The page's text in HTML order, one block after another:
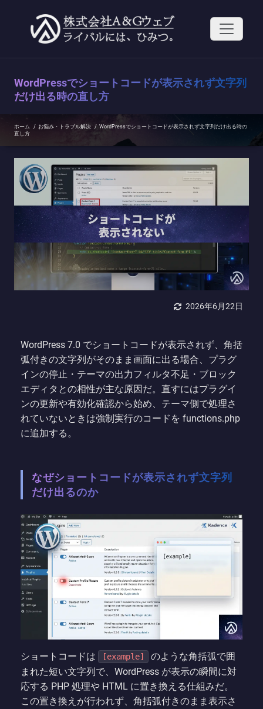
へ
WordPressでショートコードが表示されず文字列
だけ出る時の直し方
ホーム / お悩み・トラブル解決 / WordPressでショートコードが表示されず文字列だけ出る時の
直し方
2026年6月22日
WordPress 7.0 でショートコードが表示されず、角括
弧付きの文字列がそのまま画面に出る場合、プラグ
インの停止・テーマの出力フィルタ不足・ブロック
エディタとの相性が主な原因だ。直すにはプラグイ
ンの更新や有効化確認から始め、テーマ側で処理さ
れていないときは強制実行のコードを functions.php
に追加する。
なぜショートコードが表示されず文字列
だけ出るのか
ショートコードは [example]
のような角括弧で囲
まれた短い文字列で、WordPress が表示の瞬間に対
応する PHP 処理や HTML に置き換える仕組みだ。
この置き換えが行われず、角括弧付きのまま表示さ